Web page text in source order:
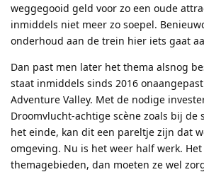
weggegooid geld voor zo een oude
inmiddels niet meer zo soepel.
onderhoud aan de trein hier iets gaat
Dan past men later het thema alsnog
staat inmiddels sinds 2016
Adventure Valley. Met de nodige
Droomvlucht-achtige scène zoals bij de
het einde, kan dit een pareltje zijn dat
omgeving. Nu is het weer half werk.
themagebieden, dan moeten ze wel